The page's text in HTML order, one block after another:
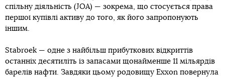
спільну діяльність (JOA) — зокрема, що стосується права
першої купівлі активу до того, як його запропонують
іншим.
Stabroek — одне з найбільш прибуткових відкриттів
останніх десятиліть із запасами щонайменше 11 мільярдів
барелів нафти. Завдяки цьому родовищу Exxon повернула